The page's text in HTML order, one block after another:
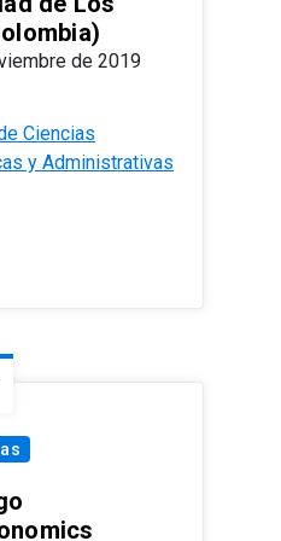
de 2019
Ciencias
y Administrativas